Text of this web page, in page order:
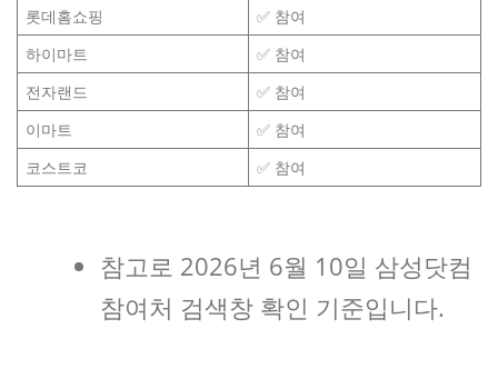
롯데홈쇼핑
✅ 참여
하이마트
✅ 참여
전자랜드
✅ 참여
이마트
✅ 참여
코스트코
✅ 참여
참고로 2026년 6월 10일 삼성닷컴
참여처 검색창 확인 기준입니다.